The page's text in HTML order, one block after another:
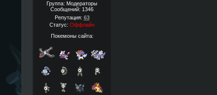
Группа: Модераторы
Сообщений: 1346
Репутация: 63
Статус: Оффлайн
Покемоны сайта: